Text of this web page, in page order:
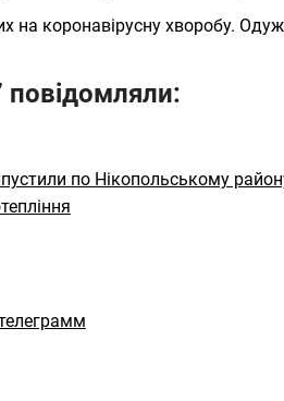
на коронавірусну хворобу.
повідомляли:
по Нікопольському